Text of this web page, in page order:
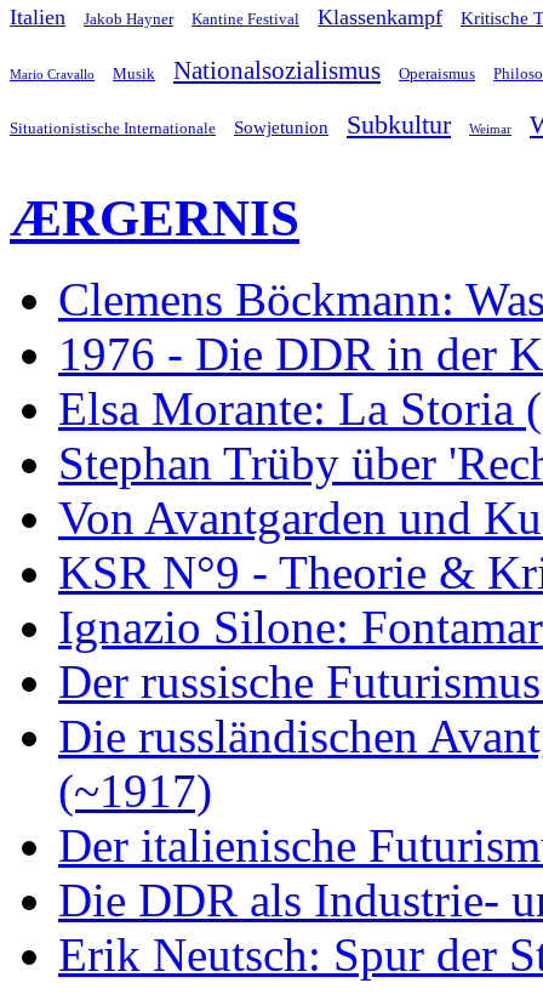
Italien Jakob Hayner Kantine Festival Klassenkampf Kritische
Mario Cravallo Musik Nationalsozialismus Operaismus
Situationistische Internationale Sowjetunion Subkultur Weimar
ÆRGERNIS
Clemens Böckmann:
1976 - Die DDR in der
Elsa Morante: La Storia
Stephan Trüby über
Von Avantgarden und
KSR N°9 - Theorie &
Ignazio Silone:
Der russische
Die russländischen
(~1917)
Der italienische
Die DDR als Industrie-
Erik Neutsch: Spur der